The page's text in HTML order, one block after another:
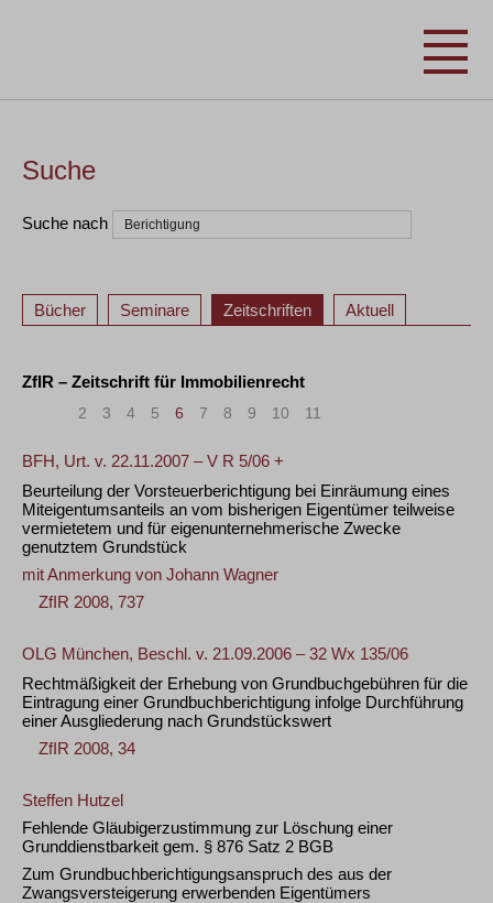
Suche
Suche nach
Bücher Seminare Zeitschriften Aktuell
ZfIR – Zeitschrift für Immobilienrecht
2 3 4 5 6 7 8 9 10 11
BFH, Urt. v. 22.11.2007 – V R 5/06 +
Beurteilung der Vorsteuerberichtigung bei Einräumung eines
Miteigentumsanteils an vom bisherigen Eigentümer teilweise
vermietetem und für eigenunternehmerische Zwecke
genutztem Grundstück
mit Anmerkung von Johann Wagner
ZfIR 2008, 737
OLG München, Beschl. v. 21.09.2006 – 32 Wx 135/06
Rechtmäßigkeit der Erhebung von Grundbuchgebühren für die
Eintragung einer Grundbuchberichtigung infolge Durchführung
einer Ausgliederung nach Grundstückswert
ZfIR 2008, 34
Steffen Hutzel
Fehlende Gläubigerzustimmung zur Löschung einer
Grunddienstbarkeit gem. § 876 Satz 2 BGB
Zum Grundbuchberichtigungsanspruch des aus der
Zwangsversteigerung erwerbenden Eigentümers